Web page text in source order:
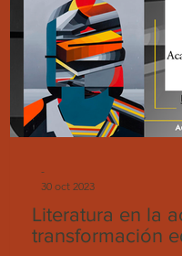
Literatura en la
transformación
-
30 oct 2023